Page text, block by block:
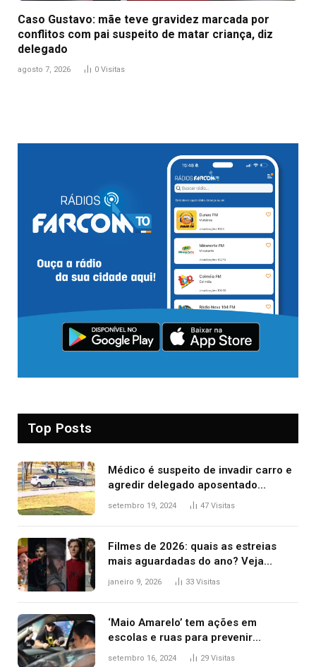
Caso Gustavo: mãe teve gravidez marcada por
conflitos com pai suspeito de matar criança, diz
delegado
agosto 7, 2026 0 Visitas
Top Posts
Médico é suspeito de invadir carro e
agredir delegado aposentado
durante confusão no trânsito
setembro 19, 2024 47 Visitas
Filmes de 2026: quais as estreias
mais aguardadas do ano? Veja
principais lançamentos do cinema
janeiro 9, 2026 33 Visitas
‘Maio Amarelo’ tem ações em
escolas e ruas para prevenir
acidentes no trânsito no AP
setembro 16, 2024 29 Visitas